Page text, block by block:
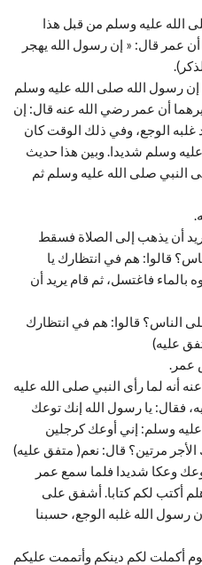
عليه وسلم من قبل هذا
عمر قال: « إن رسول الله يهجر
رسول الله صلى الله عليه وسلم
أن عمر رضي الله عنه قال: إن
الوجع، وفي ذلك الوقت كان
وسلم شديدا. وبين هذا حديث
النبي صلى الله عليه وسلم ثم
أن يذهب إلى الصلاة فسقط
قالوا: هم في انتظارك يا
بالماء فاغتسل، ثم قام يريد أن
الناس؟ قالوا: هم في انتظارك
عليه)
عمر.
أنه لما رأى النبي صلى الله عليه
فقال: يا رسول الله إنك توعك
وسلم: إني أوعك كرجلين
مرتين؟ قال: نعم( متفق عليه)
وعكا شديدا فلما سمع عمر
أكتب لكم كتابا. أشفق على
رسول الله غلبه الوجع، حسبنا
أكملت لكم دينكم وأتممت عليكم